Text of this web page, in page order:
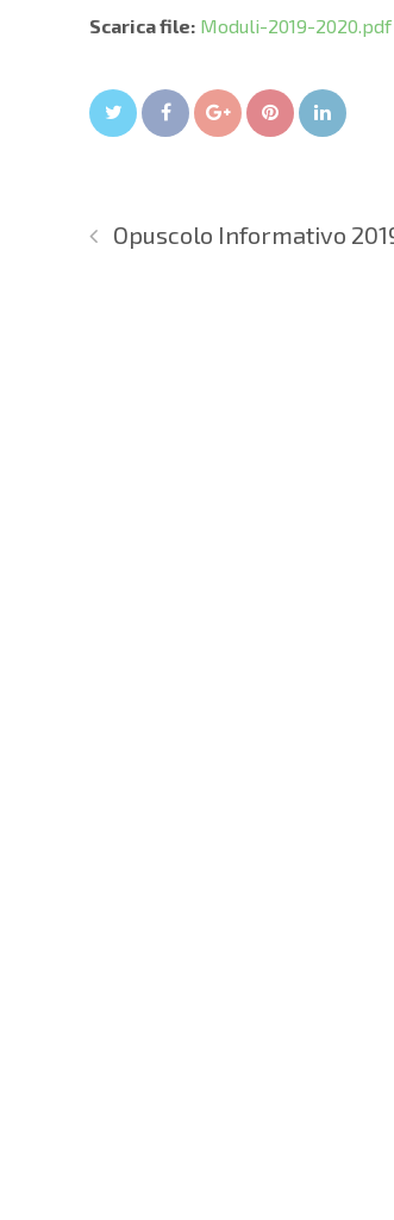
Scarica file: Moduli-2019-2020.pdf
TwitterFacebookGoogle+Pin It
Opuscolo Informativo